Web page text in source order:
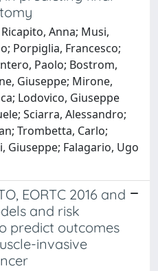
Anna; Musi,
Porpiglia, Francesco;
Paolo; Bostrom,
Giuseppe; Mirone,
Lodovico, Giuseppe
Sciarra, Alessandro;
Trombetta, Carlo;
Giuseppe; Falagario, Ugo
EORTC 2016 and
and risk
predict outcomes
invasive